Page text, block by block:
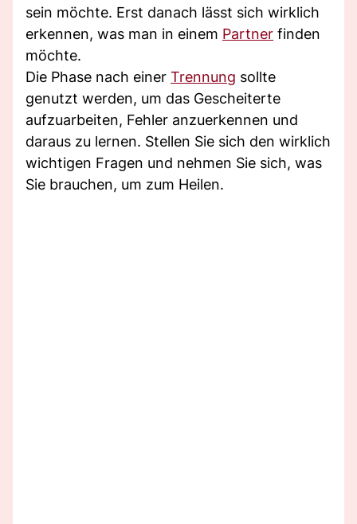
sein möchte. Erst danach lässt sich wirklich
erkennen, was man in einem Partner finden
möchte.
Die Phase nach einer Trennung sollte
genutzt werden, um das Gescheiterte
aufzuarbeiten, Fehler anzuerkennen und
daraus zu lernen. Stellen Sie sich den wirklich
wichtigen Fragen und nehmen Sie sich, was
Sie brauchen, um zum Heilen.